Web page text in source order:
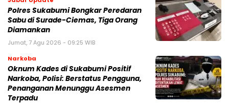
Polres Sukabumi Bongkar Peredaran
Sabu di Surade-Ciemas, Tiga Orang
Diamankan
Jumat, 7 Agu 2026 - 09:25 WIB
Narkoba
Oknum Kades di Sukabumi Positif
Narkoba, Polisi: Berstatus Pengguna,
Penanganan Menunggu Asesmen
Terpadu